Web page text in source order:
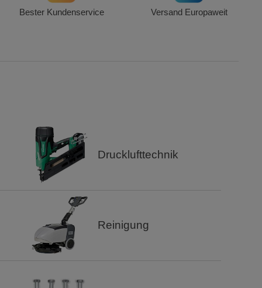
Bester Kundenservice Versand Europaweit
Drucklufttechnik
Reinigung